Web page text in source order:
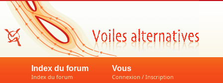
Index du forum
Index du forum
Vous
Connexion / Inscription